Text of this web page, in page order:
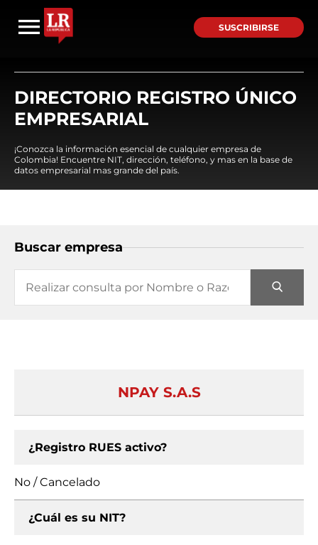
SUSCRIBIRSE
DIRECTORIO REGISTRO ÚNICO
EMPRESARIAL
¡Conozca la información esencial de cualquier empresa de
Colombia! Encuentre NIT, dirección, teléfono, y mas en la base de
datos empresarial mas grande del país.
Buscar empresa
NPAY S.A.S
¿Registro RUES activo?
No / Cancelado
¿Cuál es su NIT?